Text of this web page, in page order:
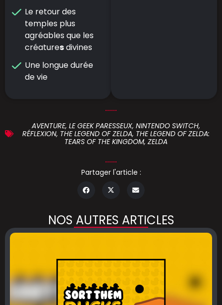
Le retour des
temples plus
agréables que les
créaturesdivines
Une longue durée
de vie
AVENTURE, LE GEEK PARESSEUX, NINTENDO SWITCH,
RÉFLEXION, THE LEGEND OF ZELDA, THE LEGEND OF ZELDA:
TEARS OF THE KINGDOM, ZELDA
Partager l'article :
NOS AUTRES ARTICLES